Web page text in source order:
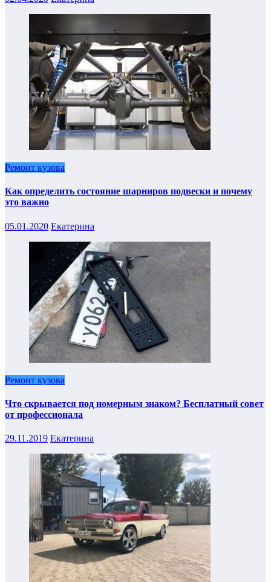
Ремонт кузова
Как определить состояние шарниров подвески и почему
это важно
05.01.2020 Екатерина
Ремонт кузова
Что скрывается под номерным знаком? Бесплатный совет
от профессионала
29.11.2019 Екатерина